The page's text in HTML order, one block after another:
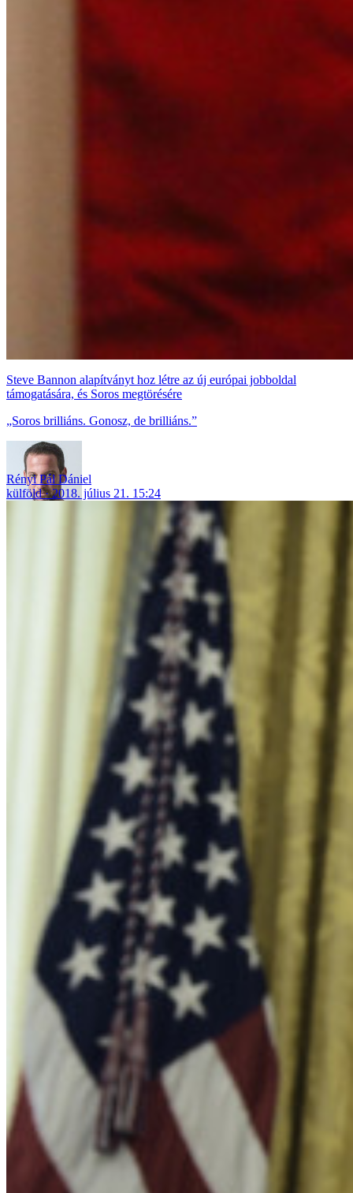
Steve Bannon alapítványt hoz létre az új európai jobboldal
támogatására, és Soros megtörésére
„Soros brilliáns. Gonosz, de brilliáns.”
Rényi Pál Dániel
külföld
2018. július 21. 15:24